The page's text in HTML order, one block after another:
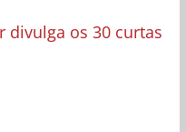
divulga os 30 curtas